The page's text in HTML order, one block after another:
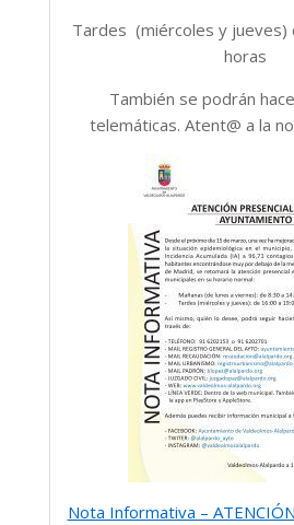
Tardes (miércoles y jueves)
horas
También se podrán
telemáticas. Atent@ a la
Nota Informativa –